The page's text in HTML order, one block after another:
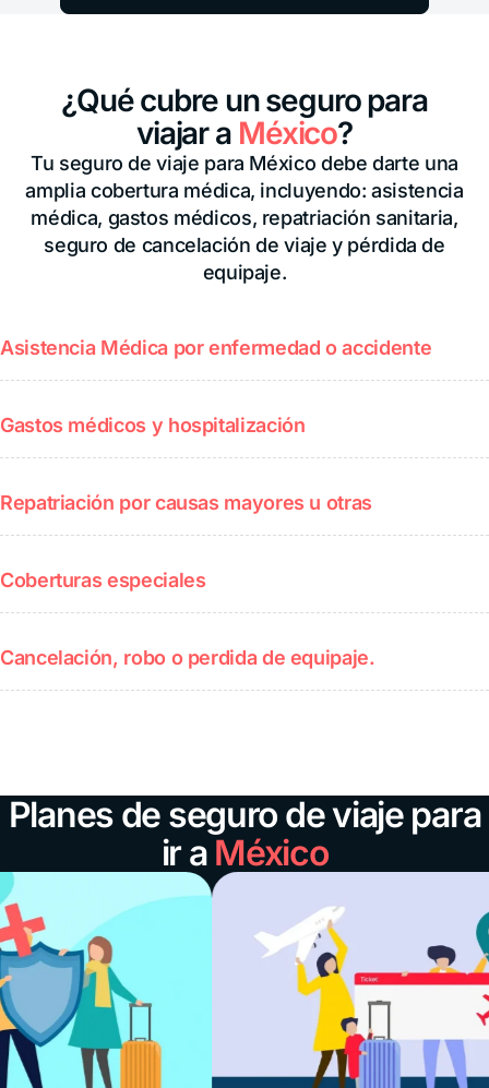
¿Qué cubre un seguro para
viajar a México?
Tu seguro de viaje para México debe darte una
amplia cobertura médica, incluyendo: asistencia
médica, gastos médicos, repatriación sanitaria,
seguro de cancelación de viaje y pérdida de
equipaje.
Asistencia Médica por enfermedad o accidente
Repatriación por causas mayores u otras
Cancelación, robo o perdida de equipaje.
Gastos médicos y hospitalización
Coberturas especiales
Planes de seguro de viaje para
ir a México